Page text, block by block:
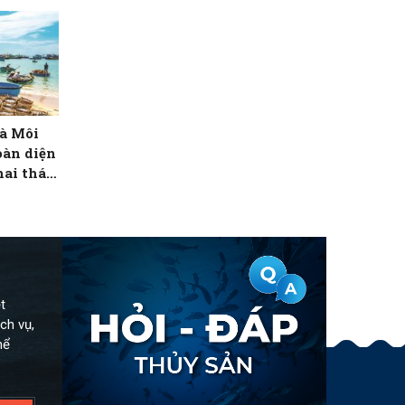
Môi
diện
thác
vụ,